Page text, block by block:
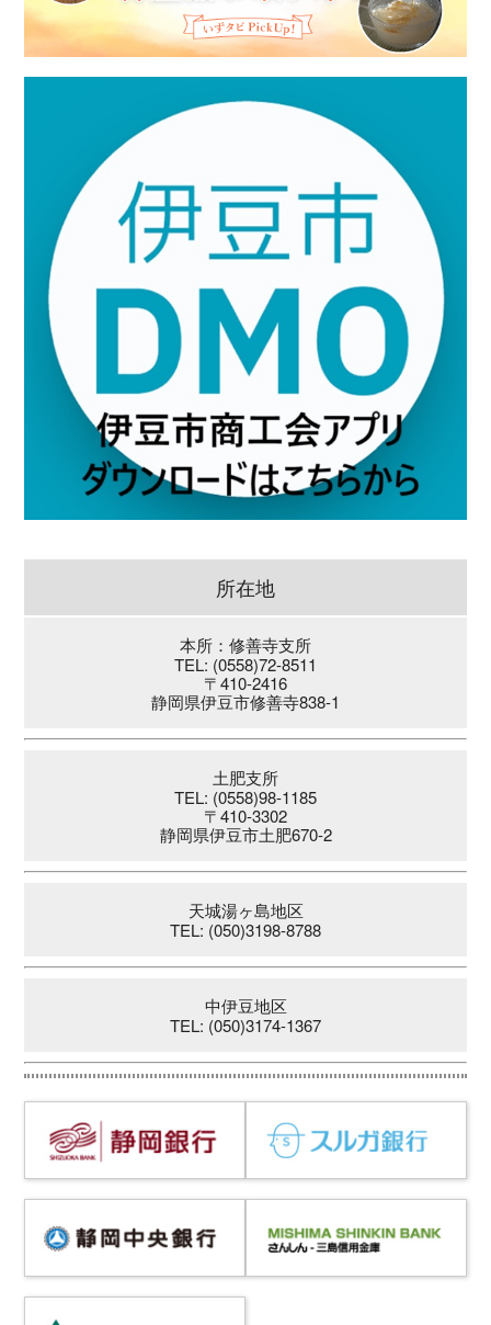
所在地
本所：修善寺支所
TEL: (0558)72-8511
〒410-2416
静岡県伊豆市修善寺838-1
土肥支所
TEL: (0558)98-1185
〒410-3302
静岡県伊豆市土肥670-2
天城湯ヶ島地区
TEL: (050)3198-8788
中伊豆地区
TEL: (050)3174-1367